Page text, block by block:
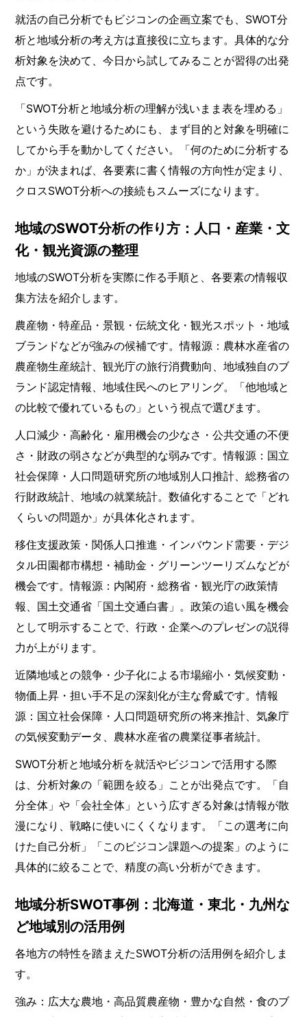
就活の自己分析でもビジコンの企画立案でも、SWOT分
析と地域分析の考え方は直接役に立ちます。具体的な分
析対象を決めて、今日から試してみることが習得の出発
点です。
「SWOT分析と地域分析の理解が浅いまま表を埋める」
という失敗を避けるためにも、まず目的と対象を明確に
してから手を動かしてください。「何のために分析する
か」が決まれば、各要素に書く情報の方向性が定まり、
クロスSWOT分析への接続もスムーズになります。
地域のSWOT分析の作り方：人口・産業・文
化・観光資源の整理
地域のSWOT分析を実際に作る手順と、各要素の情報収
集方法を紹介します。
農産物・特産品・景観・伝統文化・観光スポット・地域
ブランドなどが強みの候補です。情報源：農林水産省の
農産物生産統計、観光庁の旅行消費動向、地域独自のブ
ランド認定情報、地域住民へのヒアリング。「他地域と
の比較で優れているもの」という視点で選びます。
人口減少・高齢化・雇用機会の少なさ・公共交通の不便
さ・財政の弱さなどが典型的な弱みです。情報源：国立
社会保障・人口問題研究所の地域別人口推計、総務省の
行財政統計、地域の就業統計。数値化することで「どれ
くらいの問題か」が具体化されます。
移住支援政策・関係人口推進・インバウンド需要・デジ
タル田園都市構想・補助金・グリーンツーリズムなどが
機会です。情報源：内閣府・総務省・観光庁の政策情
報、国土交通省「国土交通白書」。政策の追い風を機会
として明示することで、行政・企業へのプレゼンの説得
力が上がります。
近隣地域との競争・少子化による市場縮小・気候変動・
物価上昇・担い手不足の深刻化が主な脅威です。情報
源：国立社会保障・人口問題研究所の将来推計、気象庁
の気候変動データ、農林水産省の農業従事者統計。
SWOT分析と地域分析を就活やビジコンで活用する際
は、分析対象の「範囲を絞る」ことが出発点です。「自
分全体」や「会社全体」という広すぎる対象は情報が散
漫になり、戦略に使いにくくなります。「この選考に向
けた自己分析」「このビジコン課題への提案」のように
具体的に絞ることで、精度の高い分析ができます。
地域分析SWOT事例：北海道・東北・九州な
ど地域別の活用例
各地方の特性を踏まえたSWOT分析の活用例を紹介しま
す。
強み：広大な農地・高品質農産物・豊かな自然・食のブ